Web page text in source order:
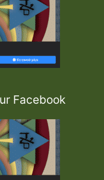
Facebook